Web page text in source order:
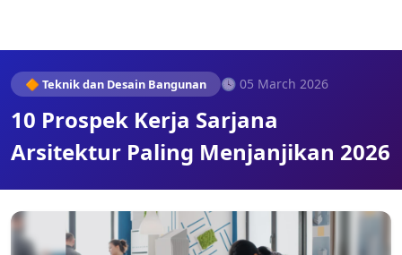
🔶 Teknik dan Desain Bangunan 🕓 05 March 2026
10 Prospek Kerja Sarjana
Arsitektur Paling Menjanjikan 2026